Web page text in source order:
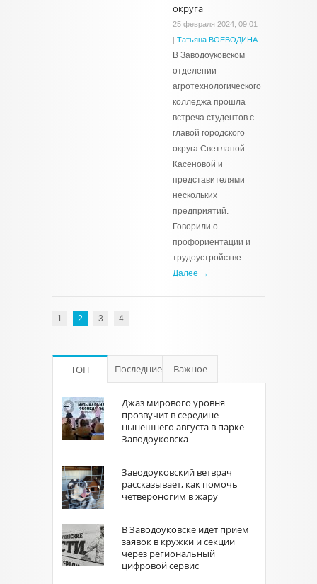
округа
25 февраля 2024, 09:01
| Татьяна ВОЕВОДИНА
В Заводоуковском
отделении
агротехнологического
колледжа прошла
встреча студентов с
главой городского
округа Светланой
Касеновой и
представителями
нескольких
предприятий.
Говорили о
профориентации и
трудоустройстве.
Далее →
1 2 3 4
ТОП Последние Важное
Джаз мирового уровня
прозвучит в середине
нынешнего августа в парке
Заводоуковска
Заводоуковский ветврач
рассказывает, как помочь
четвероногим в жару
В Заводоуковске идёт приём
заявок в кружки и секции
через региональный
цифровой сервис